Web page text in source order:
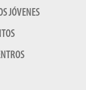
JÓVENES